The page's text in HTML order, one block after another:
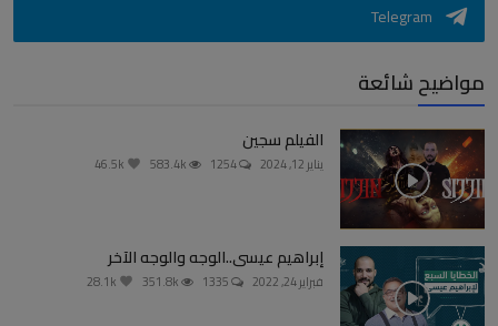
Telegram
مواضيح شائعة
الفيلم سجين
يناير 12, 2024
إبراهيم عيسى..الوجه والوجه الآخر
فبراير 24, 2022